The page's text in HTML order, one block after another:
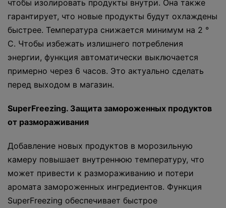
чтобы изолировать продукты внутри. Она также
гарантирует, что новые продукты будут охлаждены
быстрее. Температура снижается минимум на 2 °
C. Чтобы избежать излишнего потребления
энергии, функция автоматически выключается
примерно через 6 часов. Это актуально сделать
перед выходом в магазин.
SuperFreezing. Защита замороженных продуктов
от размораживания
Добавление новых продуктов в морозильную
камеру повышает внутреннюю температуру, что
может привести к размораживанию и потери
аромата замороженных ингредиентов. Функция
SuperFreezing обеспечивает быстрое